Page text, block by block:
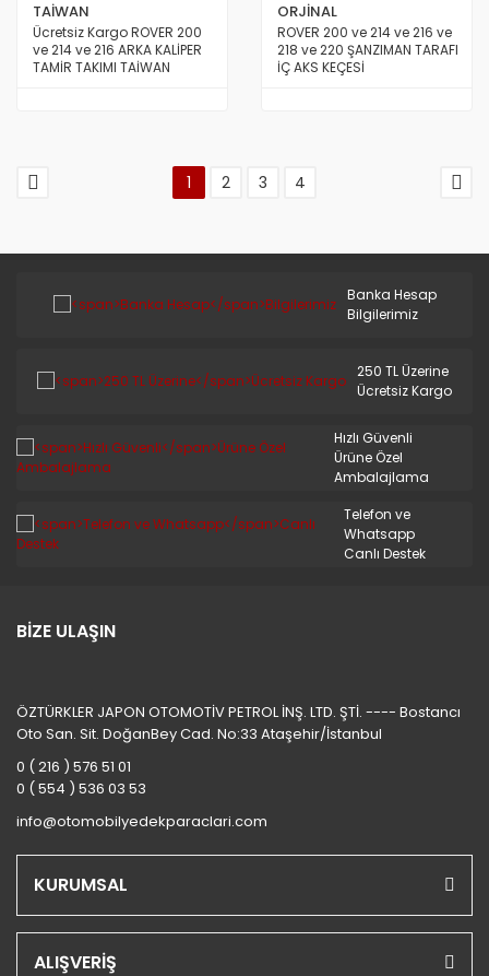
TAİWAN
Ücretsiz Kargo ROVER 200
ve 214 ve 216 ARKA KALİPER
TAMİR TAKIMI TAİWAN
ORJİNAL
ROVER 200 ve 214 ve 216 ve
218 ve 220 ŞANZIMAN TARAFI
İÇ AKS KEÇESİ
1 2 3 4
Banka Hesap
Bilgilerimiz
250 TL Üzerine
Ücretsiz Kargo
Hızlı Güvenli
Ürüne Özel
Ambalajlama
Telefon ve
Whatsapp
Canlı Destek
BİZE ULAŞIN
ÖZTÜRKLER JAPON OTOMOTİV PETROL İNŞ. LTD. ŞTİ. ---- Bostancı
Oto San. Sit. DoğanBey Cad. No:33 Ataşehir/İstanbul
0 ( 216 ) 576 51 01
0 ( 554 ) 536 03 53
info@otomobilyedekparaclari.com
KURUMSAL
ALIŞVERİŞ